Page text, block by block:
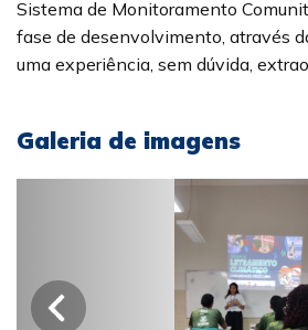
Sistema de Monitoramento
fase de desenvolvimento, através
uma experiência, sem dúvida,
Galeria de imagens